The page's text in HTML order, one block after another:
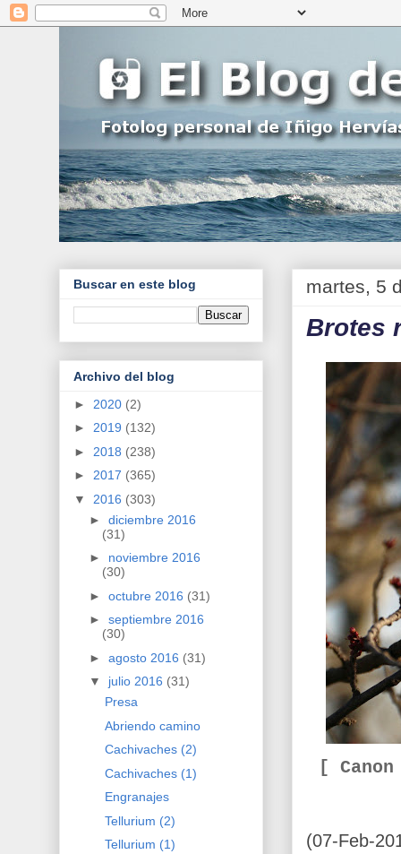
martes, 5
Brotes
[
(07-Feb-
Buscar en este blog
Archivo del blog
► 2020 (2)
► 2019 (132)
► 2018 (238)
► 2017 (365)
▼ 2016 (303)
► diciembre 2016
(31)
► noviembre 2016
(30)
► octubre 2016 (31)
► septiembre 2016
(30)
► agosto 2016 (31)
▼ julio 2016 (31)
Presa
Abriendo camino
Cachivaches (2)
Cachivaches (1)
Engranajes
Tellurium (2)
Tellurium (1)